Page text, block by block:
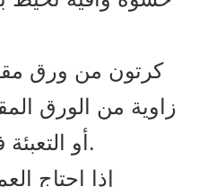
زاوية من الورق
L، أو التعبئة في صندوق خشبي.
إذا احتاج